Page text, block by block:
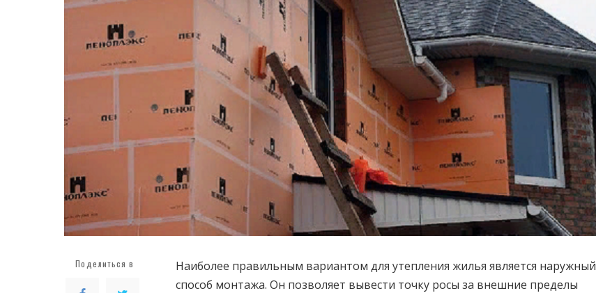
Поделиться в
Наиболее правильным вариантом для утепления жилья является наружный
способ монтажа. Он позволяет вывести точку росы за внешние пределы